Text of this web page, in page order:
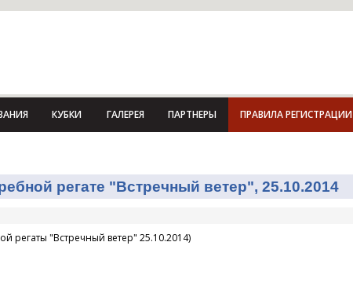
КУБКИ ГАЛЕРЕЯ ПАРТНЕРЫ ПРАВИЛА РЕГИСТРАЦИИ
регате "Встречный ветер", 25.10.2014
регаты "Встречный ветер" 25.10.2014)